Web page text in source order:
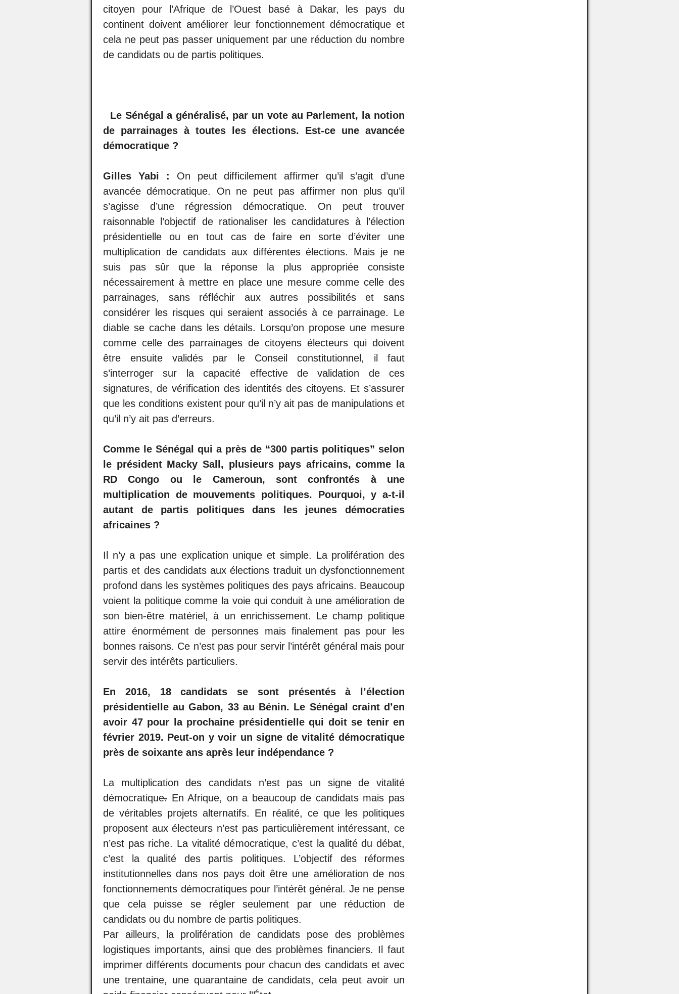
citoyen pour l’Afrique de l’Ouest basé à Dakar, les pays du
continent doivent améliorer leur fonctionnement démocratique et
cela ne peut pas passer uniquement par une réduction du nombre
de candidats ou de partis politiques.
Le Sénégal a généralisé, par un vote au Parlement, la notion
de parrainages à toutes les élections. Est-ce une avancée
démocratique ?
Gilles Yabi : On peut difficilement affirmer qu’il s’agit d’une
avancée démocratique. On ne peut pas affirmer non plus qu’il
s’agisse d’une régression démocratique. On peut trouver
raisonnable l’objectif de rationaliser les candidatures à l’élection
présidentielle ou en tout cas de faire en sorte d’éviter une
multiplication de candidats aux différentes élections. Mais je ne
suis pas sûr que la réponse la plus appropriée consiste
nécessairement à mettre en place une mesure comme celle des
parrainages, sans réfléchir aux autres possibilités et sans
considérer les risques qui seraient associés à ce parrainage. Le
diable se cache dans les détails. Lorsqu’on propose une mesure
comme celle des parrainages de citoyens électeurs qui doivent
être ensuite validés par le Conseil constitutionnel, il faut
s’interroger sur la capacité effective de validation de ces
signatures, de vérification des identités des citoyens. Et s’assurer
que les conditions existent pour qu’il n’y ait pas de manipulations et
qu’il n’y ait pas d’erreurs.
Comme le Sénégal qui a près de “300 partis politiques” selon
le président Macky Sall, plusieurs pays africains, comme la
RD Congo ou le Cameroun, sont confrontés à une
multiplication de mouvements politiques. Pourquoi, y a-t-il
autant de partis politiques dans les jeunes démocraties
africaines ?
Il n’y a pas une explication unique et simple. La prolifération des
partis et des candidats aux élections traduit un dysfonctionnement
profond dans les systèmes politiques des pays africains. Beaucoup
voient la politique comme la voie qui conduit à une amélioration de
son bien-être matériel, à un enrichissement. Le champ politique
attire énormément de personnes mais finalement pas pour les
bonnes raisons. Ce n’est pas pour servir l’intérêt général mais pour
servir des intérêts particuliers.
En 2016, 18 candidats se sont présentés à l’élection
présidentielle au Gabon, 33 au Bénin. Le Sénégal craint d’en
avoir 47 pour la prochaine présidentielle qui doit se tenir en
février 2019. Peut-on y voir un signe de vitalité démocratique
près de soixante ans après leur indépendance ?
La multiplication des candidats n’est pas un signe de vitalité
démocratique. En Afrique, on a beaucoup de candidats mais pas
de véritables projets alternatifs. En réalité, ce que les politiques
proposent aux électeurs n’est pas particulièrement intéressant, ce
n’est pas riche. La vitalité démocratique, c’est la qualité du débat,
c’est la qualité des partis politiques. L’objectif des réformes
institutionnelles dans nos pays doit être une amélioration de nos
fonctionnements démocratiques pour l’intérêt général. Je ne pense
que cela puisse se régler seulement par une réduction de
candidats ou du nombre de partis politiques.
Par ailleurs, la prolifération de candidats pose des problèmes
logistiques importants, ainsi que des problèmes financiers. Il faut
imprimer différents documents pour chacun des candidats et avec
une trentaine, une quarantaine de candidats, cela peut avoir un